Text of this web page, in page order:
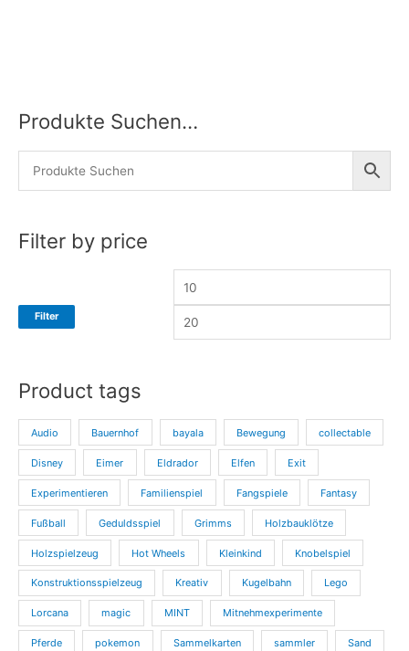
Produkte Suchen…
Filter by price
M
.
e
.
e
Filter
Product tags
Audio Bauernhof bayala Bewegung collectable
Disney Eimer Eldrador Elfen Exit
Experimentieren Familienspiel Fangspiele Fantasy
Fußball Geduldsspiel Grimms Holzbauklötze
Holzspielzeug Hot Wheels Kleinkind Knobelspiel
Konstruktionsspielzeug Kreativ Kugelbahn Lego
Lorcana magic MINT Mitnehmexperimente
Pferde pokemon Sammelkarten sammler Sand